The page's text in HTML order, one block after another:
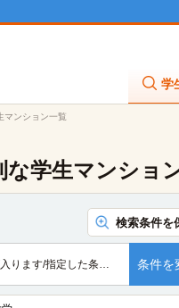
学
マンション一覧
な学生マンショ
検索条件を
ります/指定した条… 条件を